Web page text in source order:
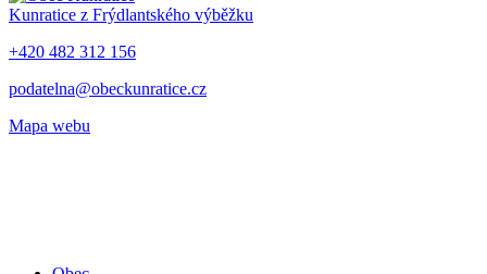
Kunratice z Frýdlantského výběžku
+420 482 312 156
podatelna@obeckunratice.cz
Mapa webu